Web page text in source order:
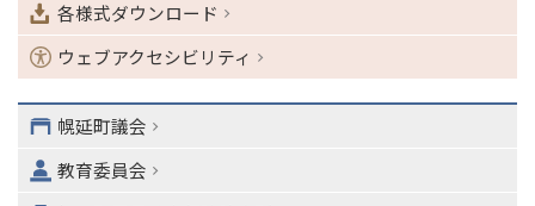
各様式ダウンロード
ウェブアクセシビリティ
幌延町議会
教育委員会